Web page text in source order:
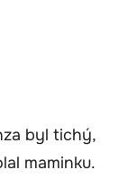
byl tichý,
maminku.